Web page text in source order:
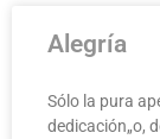
Alegría
Sólo la pura
dedicación„o,